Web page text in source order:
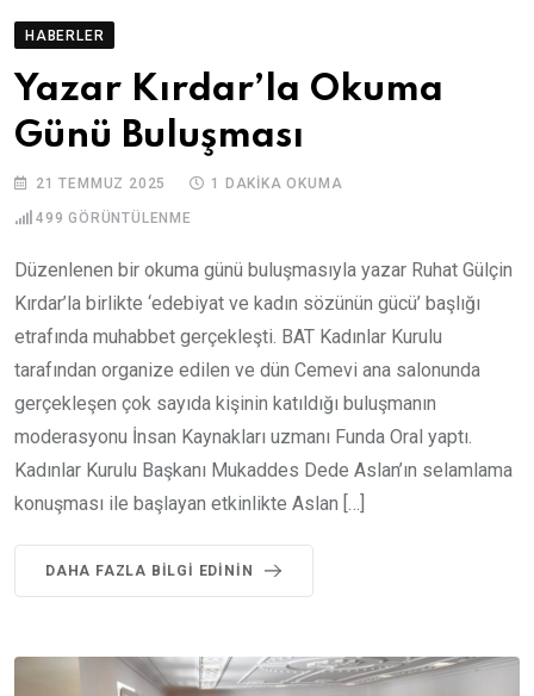
HABERLER
Yazar Kırdar’la Okuma
Günü Buluşması
21 TEMMUZ 2025 1 DAKIKA OKUMA
499 GÖRÜNTÜLENME
Düzenlenen bir okuma günü buluşmasıyla yazar Ruhat Gülçin
Kırdar’la birlikte ‘edebiyat ve kadın sözünün gücü’ başlığı
etrafında muhabbet gerçekleşti. BAT Kadınlar Kurulu
tarafından organize edilen ve dün Cemevi ana salonunda
gerçekleşen çok sayıda kişinin katıldığı buluşmanın
moderasyonu İnsan Kaynakları uzmanı Funda Oral yaptı.
Kadınlar Kurulu Başkanı Mukaddes Dede Aslan’ın selamlama
konuşması ile başlayan etkinlikte Aslan […]
DAHA FAZLA BILGI EDININ